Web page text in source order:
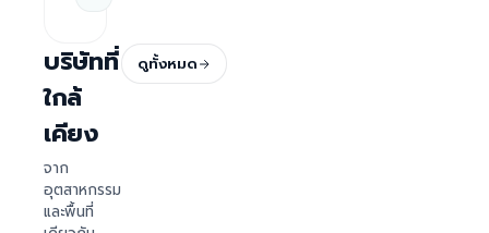
บริษัทที่
ใกล้
เคียง
จาก
อุตสาหกรรม
และพื้นที่
ดูทั้งหมด